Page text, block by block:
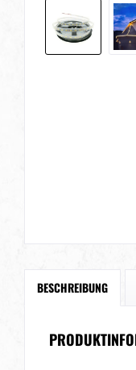
BESCHREIBUNG